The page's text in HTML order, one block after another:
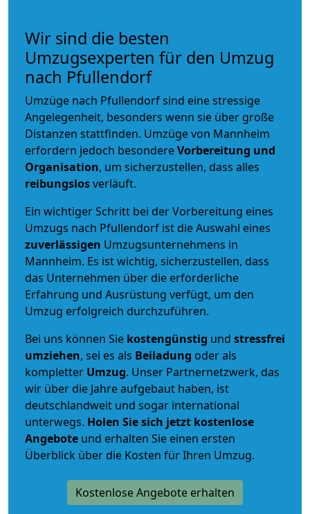
Wir sind die besten
Umzugsexperten für den Umzug
nach Pfullendorf
Umzüge nach Pfullendorf sind eine stressige
Angelegenheit, besonders wenn sie über große
Distanzen stattfinden. Umzüge von Mannheim
erfordern jedoch besondereVorbereitung und
Organisation, um sicherzustellen, dass alles
reibungslosverläuft.
Ein wichtiger Schritt bei der Vorbereitung eines
Umzugs nach Pfullendorf ist die Auswahl eines
zuverlässigen Umzugsunternehmens in
Mannheim. Es ist wichtig, sicherzustellen, dass
das Unternehmen über die erforderliche
Erfahrung und Ausrüstung verfügt, um den
Umzug erfolgreich durchzuführen.
Bei uns können Sie kostengünstig und stressfrei
umziehen, sei es als Beiladung oder als
kompletter Umzug. Unser Partnernetzwerk, das
wir über die Jahre aufgebaut haben, ist
deutschlandweit und sogar international
unterwegs. Holen Sie sich jetzt kostenlose
Angebote und erhalten Sie einen ersten
Überblick über die Kosten für Ihren Umzug.
Kostenlose Angebote erhalten